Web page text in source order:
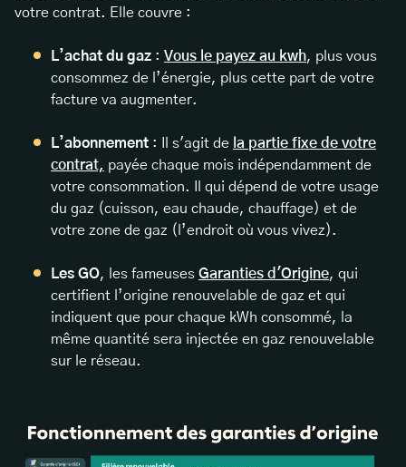
votre contrat. Elle couvre :
L’achat du gaz : Vous le payez au kwh, plus vous
consommez de l’énergie, plus cette part de votre
facture va augmenter.
L’abonnement : Il s'agit de la partie fixe de votre
contrat, payée chaque mois indépendamment de
votre consommation. Il qui dépend de votre usage
du gaz (cuisson, eau chaude, chauffage) et de
votre zone de gaz (l’endroit où vous vivez).
Les GO, les fameuses Garanties d'Origine, qui
certifient l’origine renouvelable de gaz et qui
indiquent que pour chaque kWh consommé, la
même quantité sera injectée en gaz renouvelable
sur le réseau.